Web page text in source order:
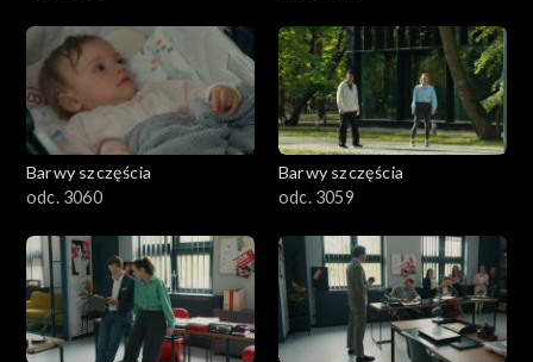
Barwy szczęścia
odc. 3060
Barwy szczęścia
odc. 3059